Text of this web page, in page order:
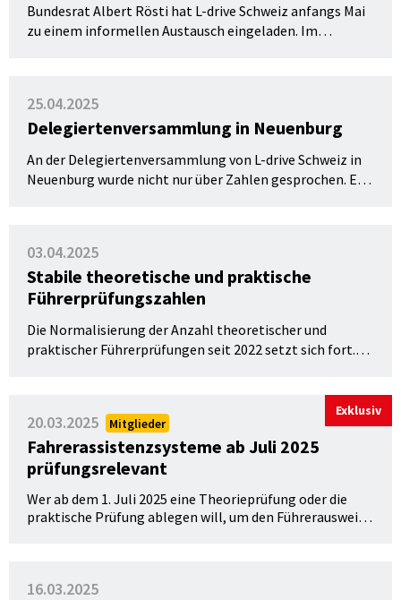
Bundesrat Albert Rösti hat L-drive Schweiz anfangs Mai
zu einem informellen Austausch eingeladen. Im
25.04.2025
Delegiertenversammlung in Neuenburg
An der Delegiertenversammlung von L-drive Schweiz in
Neuenburg wurde nicht nur über Zahlen gesprochen. Es
03.04.2025
Stabile theoretische und praktische
Führerprüfungszahlen
Die Normalisierung der Anzahl theoretischer und
praktischer Führerprüfungen seit 2022 setzt sich fort.
Exklusiv
20.03.2025 Mitglieder
Fahrerassistenzsysteme ab Juli 2025
prüfungsrelevant
Wer ab dem 1. Juli 2025 eine Theorieprüfung oder die
praktische Prüfung ablegen will, um den Führerausweis
Fahrausbildung?
16.03.2025